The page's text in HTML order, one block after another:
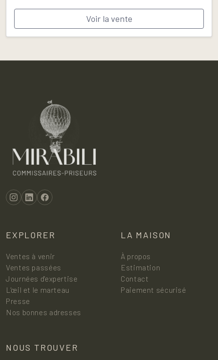
Voir la vente
EXPLORER
Ventes à venir
Ventes passées
Journées d'expertise
L'œil et le marteau
Presse
Nos bonnes adresses
LA MAISON
À propos
Estimation
Contact
Paiement sécurisé
NOUS TROUVER